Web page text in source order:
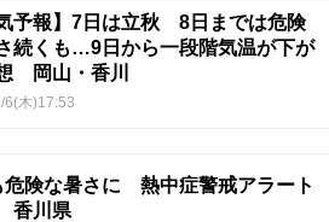
気予報】7日は立秋 8日までは危険
続くも…9日から一段階気温が下が
岡山・香川
6(木)17:53
危険な暑さに 熱中症警戒アラート
香川県